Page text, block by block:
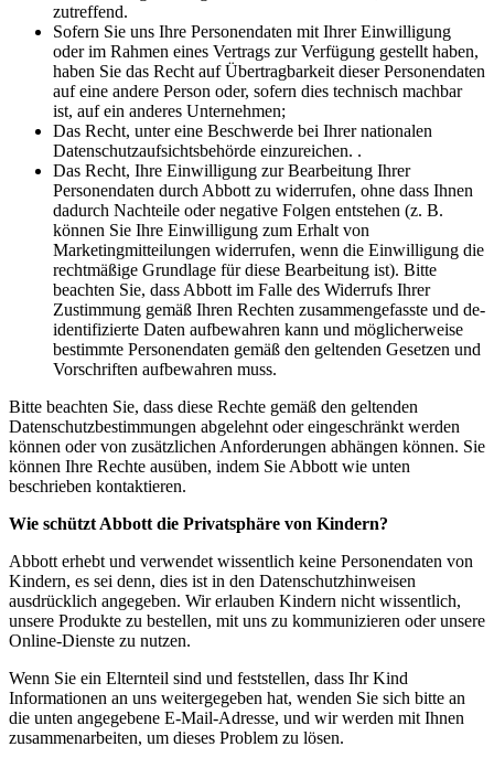
zutreffend.
Sofern Sie uns Ihre Personendaten mit Ihrer Einwilligung
oder im Rahmen eines Vertrags zur Verfügung gestellt haben,
haben Sie das Recht auf Übertragbarkeit dieser Personendaten
auf eine andere Person oder, sofern dies technisch machbar
ist, auf ein anderes Unternehmen;
Das Recht, unter eine Beschwerde bei Ihrer nationalen
Datenschutzaufsichtsbehörde einzureichen. .
Das Recht, Ihre Einwilligung zur Bearbeitung Ihrer
Personendaten durch Abbott zu widerrufen, ohne dass Ihnen
dadurch Nachteile oder negative Folgen entstehen (z. B.
können Sie Ihre Einwilligung zum Erhalt von
Marketingmitteilungen widerrufen, wenn die Einwilligung die
rechtmäßige Grundlage für diese Bearbeitung ist). Bitte
beachten Sie, dass Abbott im Falle des Widerrufs Ihrer
Zustimmung gemäß Ihren Rechten zusammengefasste und de-
identifizierte Daten aufbewahren kann und möglicherweise
bestimmte Personendaten gemäß den geltenden Gesetzen und
Vorschriften aufbewahren muss.
Bitte beachten Sie, dass diese Rechte gemäß den geltenden
Datenschutzbestimmungen abgelehnt oder eingeschränkt werden
können oder von zusätzlichen Anforderungen abhängen können. Sie
können Ihre Rechte ausüben, indem Sie Abbott wie unten
beschrieben kontaktieren.
Wie schützt Abbott die Privatsphäre von Kindern?
Abbott erhebt und verwendet wissentlich keine Personendaten von
Kindern, es sei denn, dies ist in den Datenschutzhinweisen
ausdrücklich angegeben. Wir erlauben Kindern nicht wissentlich,
unsere Produkte zu bestellen, mit uns zu kommunizieren oder unsere
Online-Dienste zu nutzen.
Wenn Sie ein Elternteil sind und feststellen, dass Ihr Kind
Informationen an uns weitergegeben hat, wenden Sie sich bitte an
die unten angegebene E-Mail-Adresse, und wir werden mit Ihnen
zusammenarbeiten, um dieses Problem zu lösen.